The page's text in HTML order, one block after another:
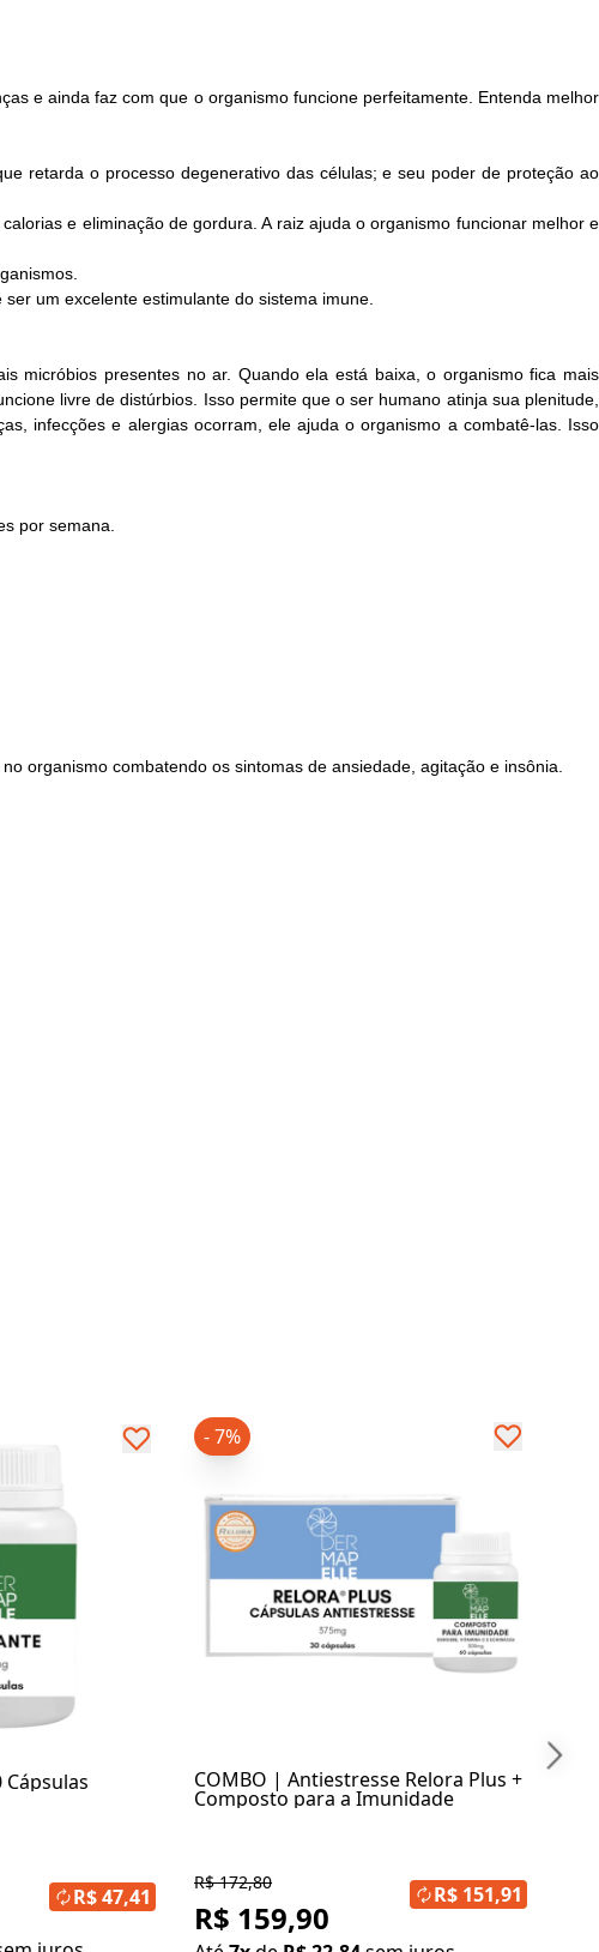
e ainda faz com que o organismo funcione perfeitamente. Entenda melhor
retarda o processo degenerativo das células; e seu poder de proteção ao
e eliminação de gordura. A raiz ajuda o organismo funcionar melhor e
um excelente estimulante do sistema imune.
micróbios presentes no ar. Quando ela está baixa, o organismo fica mais
livre de distúrbios. Isso permite que o ser humano atinja sua plenitude,
infecções e alergias ocorram, ele ajuda o organismo a combatê-las. Isso
por semana.
organismo combatendo os sintomas de ansiedade, agitação e insônia.
R$ 47,41
COMBO | Antiestresse Relora Plus +
Composto para a Imunidade
- 7%
R$ 172,80
R$ 159,90
R$ 151,91